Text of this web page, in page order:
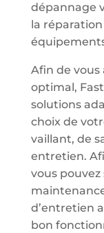
dépannage
la
Afin de
optimal,
solutions
choix de
vaillant, de
entretien.
vous
d’entretien
bon